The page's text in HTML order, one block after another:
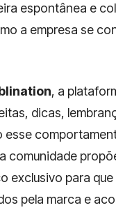
espontânea e
a empresa se
, a
dicas,
esse
comunidade
exclusivo para
pela marca e